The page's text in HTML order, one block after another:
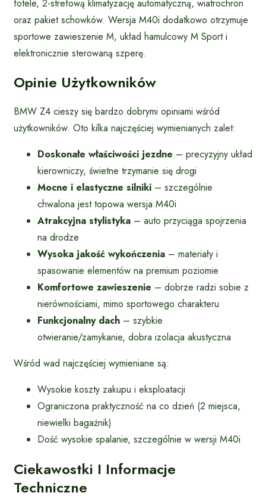
fotele, 2-strefową klimatyzację automatyczną, wiatrochron
oraz pakiet schowków. Wersja M40i dodatkowo otrzymuje
sportowe zawieszenie M, układ hamulcowy M Sport i
elektronicznie sterowaną szperę.
Opinie Użytkowników
BMW Z4 cieszy się bardzo dobrymi opiniami wśród
użytkowników. Oto kilka najczęściej wymienianych zalet:
Doskonałe właściwości jezdne – precyzyjny układ
kierowniczy, świetne trzymanie się drogi
Mocne i elastyczne silniki – szczególnie
chwalona jest topowa wersja M40i
Atrakcyjna stylistyka – auto przyciąga spojrzenia
na drodze
Wysoka jakość wykończenia – materiały i
spasowanie elementów na premium poziomie
Komfortowe zawieszenie – dobrze radzi sobie z
nierównościami, mimo sportowego charakteru
Funkcjonalny dach – szybkie
otwieranie/zamykanie, dobra izolacja akustyczna
Wśród wad najczęściej wymieniane są:
Wysokie koszty zakupu i eksploatacji
Ograniczona praktyczność na co dzień (2 miejsca,
niewielki bagażnik)
Dość wysokie spalanie, szczególnie w wersji M40i
Ciekawostki I Informacje
Techniczne